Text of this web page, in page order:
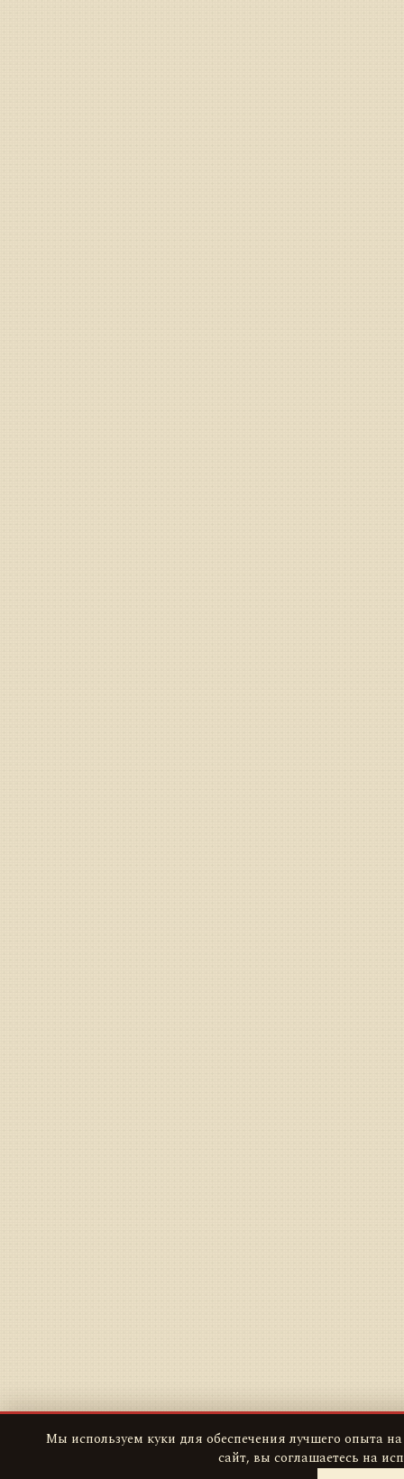
Мы используем куки для обеспечения лучшего опыта
сайт, вы соглашаетесь на